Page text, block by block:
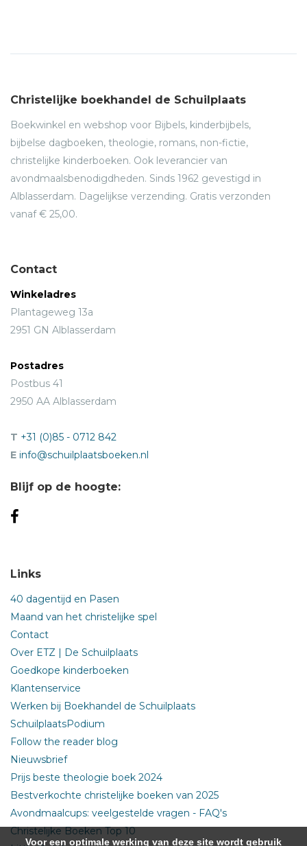
Christelijke boekhandel de Schuilplaats
Boekwinkel en webshop voor Bijbels, kinderbijbels,
bijbelse dagboeken, theologie, romans, non-fictie,
christelijke kinderboeken. Ook leverancier van
avondmaalsbenodigdheden. Sinds 1962 gevestigd in
Alblasserdam. Dagelijkse verzending. Gratis verzonden
vanaf € 25,00.
Contact
Winkeladres
Plantageweg 13a
2951 GN Alblasserdam
Postadres
Postbus 41
2950 AA Alblasserdam
T +31 (0)85 - 0712 842
E info@schuilplaatsboeken.nl
Blijf op de hoogte:
Links
40 dagentijd en Pasen
Maand van het christelijke spel
Contact
Over ETZ | De Schuilplaats
Goedkope kinderboeken
Klantenservice
Werken bij Boekhandel de Schuilplaats
SchuilplaatsPodium
Follow the reader blog
Nieuwsbrief
Prijs beste theologie boek 2024
Bestverkochte christelijke boeken van 2025
Avondmaalcups: veelgestelde vragen - FAQ's
Christelijke Boeken Top 10
Voor een optimale werking van deze site wordt gebruik